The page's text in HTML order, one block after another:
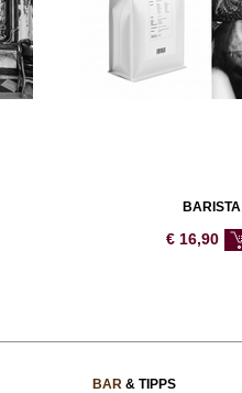
BARISTA
€ 16,90
BAR& TIPPS